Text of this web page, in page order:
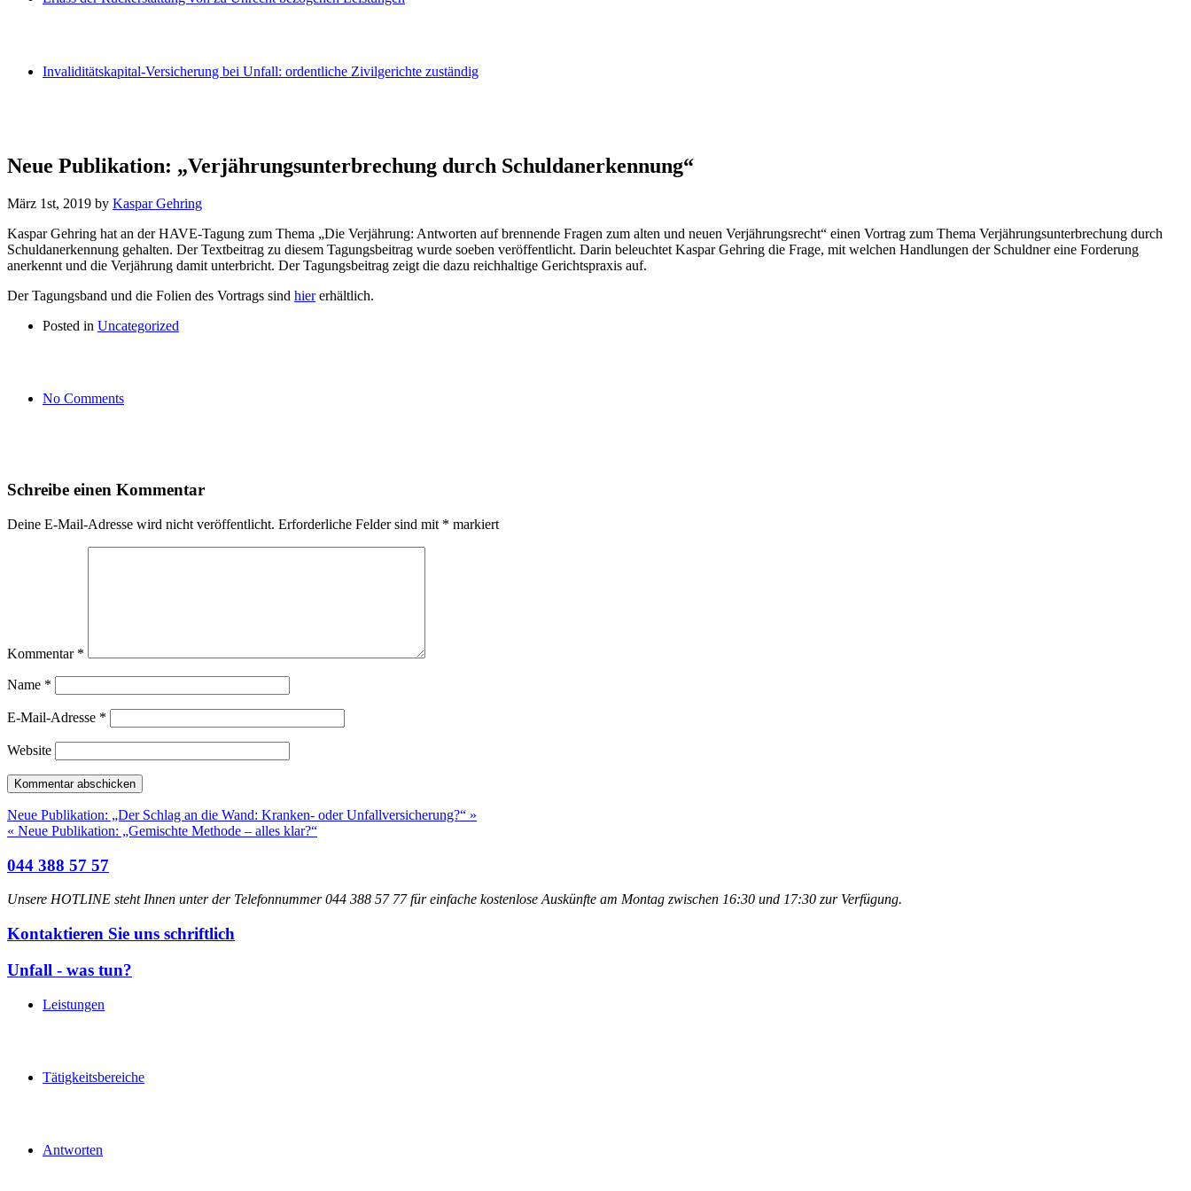
Invaliditätskapital-Versicherung bei Unfall: ordentliche Zivilgerichte zuständig
Neue Publikation: „Verjährungsunterbrechung durch Schuldanerkennung“
März 1st, 2019 by Kaspar Gehring
Kaspar Gehring hat an der HAVE-Tagung zum Thema „Die Verjährung: Antworten auf brennende Fragen zum alten und neuen Verjährungsrecht“ einen Vortrag zum Thema Verjährungsunterbrechung durch
Schuldanerkennung gehalten. Der Textbeitrag zu diesem Tagungsbeitrag wurde soeben veröffentlicht. Darin beleuchtet Kaspar Gehring die Frage, mit welchen Handlungen der Schuldner eine Forderung
anerkennt und die Verjährung damit unterbricht. Der Tagungsbeitrag zeigt die dazu reichhaltige Gerichtspraxis auf.
Der Tagungsband und die Folien des Vortrags sind hiererhältlich.
Posted in Uncategorized
No Comments
Schreibe einen Kommentar
Deine E-Mail-Adresse wird nicht veröffentlicht. Erforderliche Felder sind mit * markiert
Kommentar *
Name *
E-Mail-Adresse *
Website
Neue Publikation: „Der Schlag an die Wand: Kranken- oder Unfallversicherung?“ »
« Neue Publikation: „Gemischte Methode – alles klar?“
044 388 57 57
Unsere HOTLINE steht Ihnen unter der Telefonnummer 044 388 57 77 für einfache kostenlose Auskünfte am Montag zwischen 16:30 und 17:30 zur Verfügung.
Kontaktieren Sie uns schriftlich
Unfall - was tun?
Leistungen
Tätigkeitsbereiche
Antworten